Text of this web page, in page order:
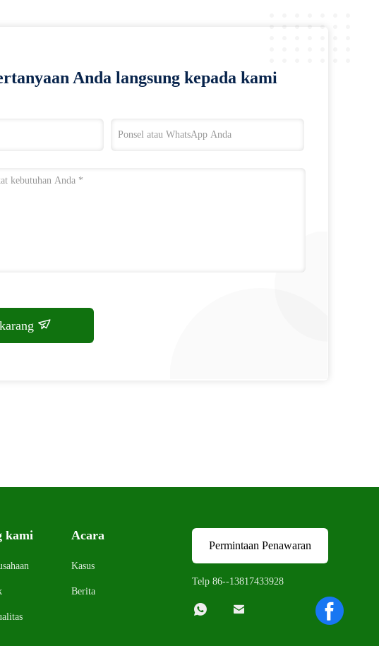
Anda langsung kepada kami
kami Acara
Kasus
Berita
Permintaan Penawaran
Telp 86--13817433928
 